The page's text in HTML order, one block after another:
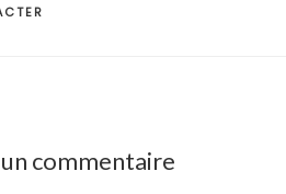
commentaire